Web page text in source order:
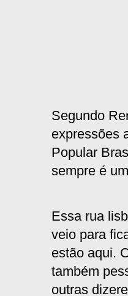
Segundo
expressões
Popular
sempre é
Essa rua
veio para
estão aqui.
também
outras